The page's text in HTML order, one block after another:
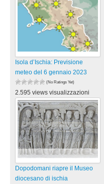
Isola d’Ischia: Previsione
meteo del 6 gennaio 2023
(No Ratings Yet)
2.595 views visualizzazioni
Dopodomani riapre il Museo
diocesano di ischia